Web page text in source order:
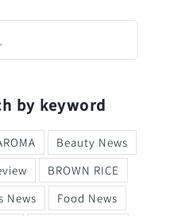
by keyword
Beauty News
BROWN RICE
News
Food News